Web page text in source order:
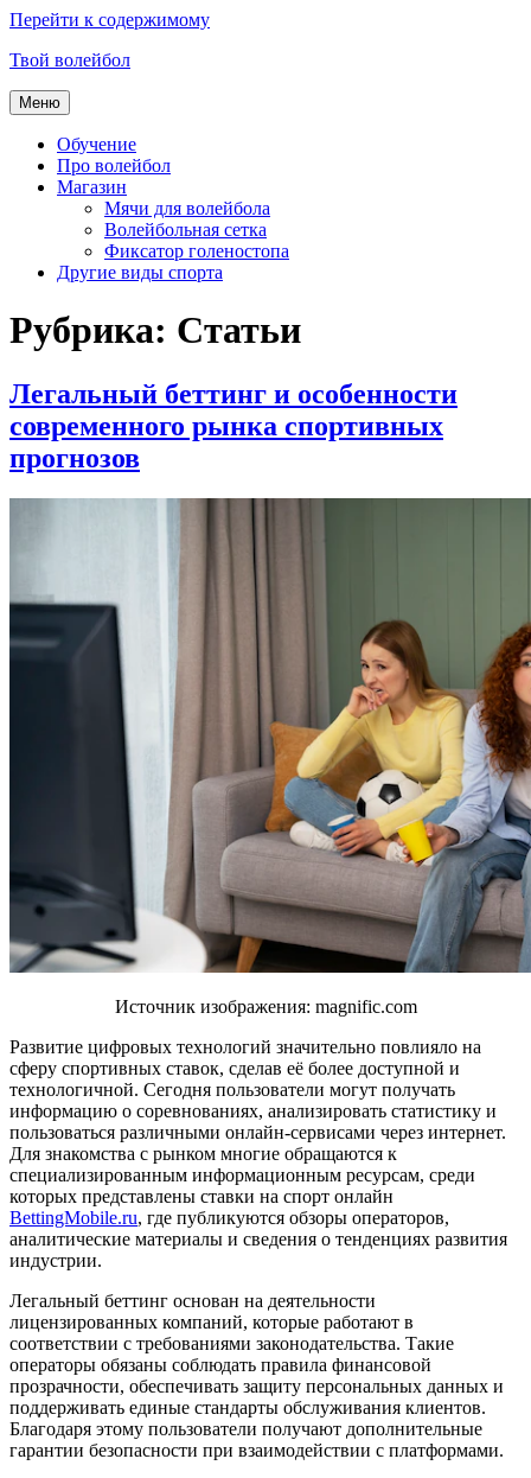
Перейти к содержимому
Твой волейбол
Меню
Обучение
Про волейбол
Магазин
Мячи для волейбола
Волейбольная сетка
Фиксатор голеностопа
Другие виды спорта
Рубрика: Статьи
Легальный беттинг и особенности
современного рынка спортивных
прогнозов
Источник изображения: magnific.com
Развитие цифровых технологий значительно повлияло на
сферу спортивных ставок, сделав её более доступной и
технологичной. Сегодня пользователи могут получать
информацию о соревнованиях, анализировать статистику и
пользоваться различными онлайн-сервисами через интернет.
Для знакомства с рынком многие обращаются к
специализированным информационным ресурсам, среди
которых представлены ставки на спорт онлайн
BettingMobile.ru, где публикуются обзоры операторов,
аналитические материалы и сведения о тенденциях развития
индустрии.
Легальный беттинг основан на деятельности
лицензированных компаний, которые работают в
соответствии с требованиями законодательства. Такие
операторы обязаны соблюдать правила финансовой
прозрачности, обеспечивать защиту персональных данных и
поддерживать единые стандарты обслуживания клиентов.
Благодаря этому пользователи получают дополнительные
гарантии безопасности при взаимодействии с платформами.